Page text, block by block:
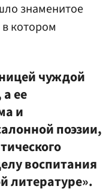
знаменитое
котором
чуждой
ее
и
поэзии,
воспитания
литературе».